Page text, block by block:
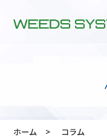
ホーム コラム